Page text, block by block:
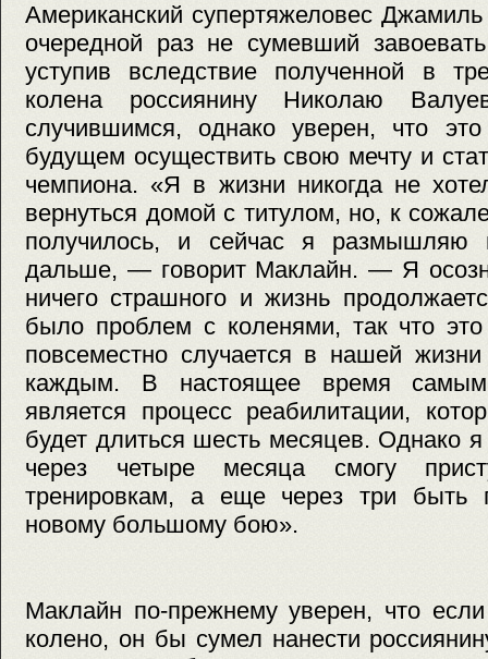
Американский супертяжеловес
очередной раз не сумевший
уступив вследствие полученной в
колена россиянину Николаю
случившимся, однако уверен, что
будущем осуществить свою мечту и
чемпиона. «Я в жизни никогда не
вернуться домой с титулом, но, к
получилось, и сейчас я размышляю
дальше, — говорит Маклайн. — Я
ничего страшного и жизнь
было проблем с коленями, так что это
повсеместно случается в нашей
каждым. В настоящее время
является процесс реабилитации,
будет длиться шесть месяцев. Однако
через четыре месяца смогу
тренировкам, а еще через три быть
новому большому бою».
Маклайн по-прежнему уверен, что
колено, он бы сумел нанести